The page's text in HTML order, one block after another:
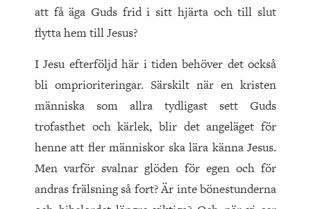
att få äga Guds frid i sitt hjärta och till slut
flytta hem till Jesus?
I Jesu efterföljd här i tiden behöver det också
bli omprioriteringar. Särskilt när en kristen
människa som allra tydligast sett Guds
trofasthet och kärlek, blir det angeläget för
henne att fler människor ska lära känna Jesus.
Men varför svalnar glöden för egen och för
andras frälsning så fort? Är inte bönestunderna